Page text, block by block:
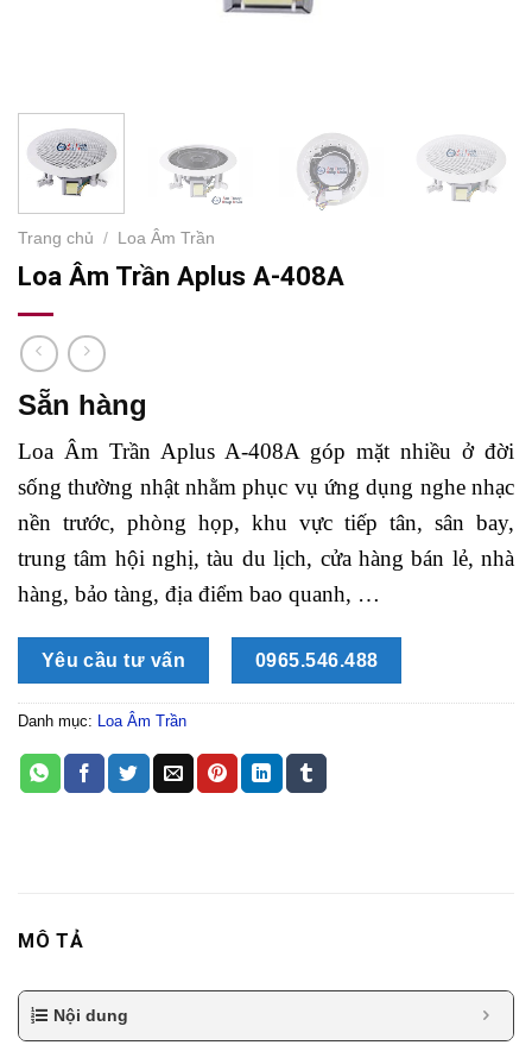
Trang chủ / Loa Âm Trần
Loa Âm Trần Aplus A-408A
Sẵn hàng
Loa Âm Trần Aplus A-408A góp mặt nhiều ở đời
sống thường nhật nhằm phục vụ ứng dụng nghe nhạc
nền trước, phòng họp, khu vực tiếp tân, sân bay,
trung tâm hội nghị, tàu du lịch, cửa hàng bán lẻ, nhà
hàng, bảo tàng, địa điểm bao quanh, …
Yêu cầu tư vấn 0965.546.488
Danh mục: Loa Âm Trần
MÔ TẢ
Nội dung